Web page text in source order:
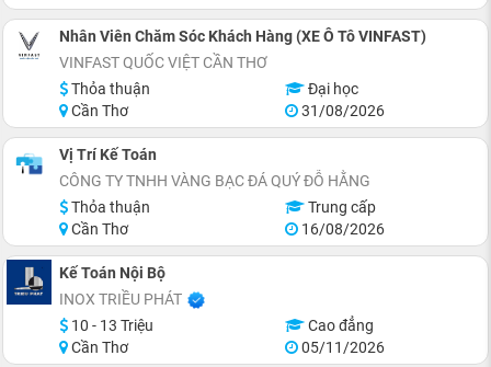
Nhân Viên Chăm Sóc Khách Hàng (XE Ô Tô VINFAST)
VINFAST QUỐC VIỆT CẦN THƠ
Thỏa thuận
Đại học
Cần Thơ
31/08/2026
Vị Trí Kế Toán
CÔNG TY TNHH VÀNG BẠC ĐÁ QUÝ ĐỖ HẰNG
Thỏa thuận
Trung cấp
Cần Thơ
16/08/2026
Kế Toán Nội Bộ
INOX TRIỀU PHÁT
10 - 13 Triệu
Cao đẳng
Cần Thơ
05/11/2026